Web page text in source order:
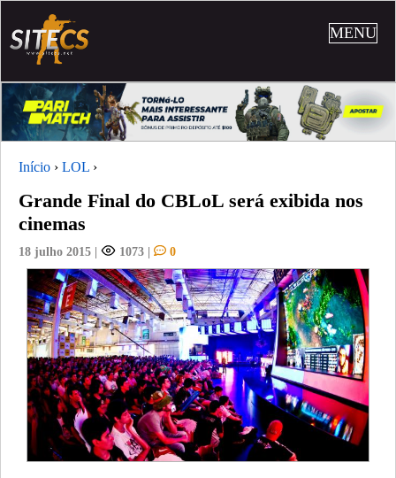
MENU
Início › LOL ›
Grande Final do CBLoL será exibida nos
cinemas
18 julho 2015 | 1073 | 0